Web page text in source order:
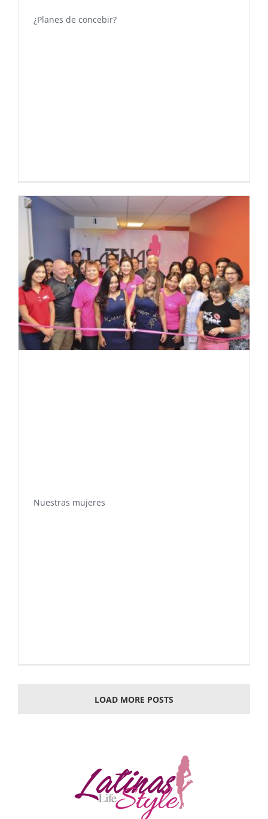
¿Planes de concebir?
Nuestras mujeres
LOAD MORE POSTS